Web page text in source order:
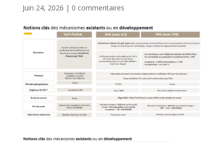
Juin 24, 2026 | 0 commentaires